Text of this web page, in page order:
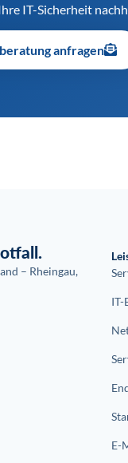
IT-Sicherheit
anfragen
– Rheingau,
IT-
E-